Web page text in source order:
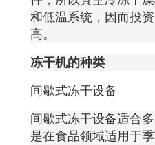
和低温系统，因而投
高。
冻干机的种类
间歇式冻干设备
间歇式冻干设备适合
是在食品领域适用于